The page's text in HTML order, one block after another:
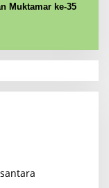
Muktamar ke-35